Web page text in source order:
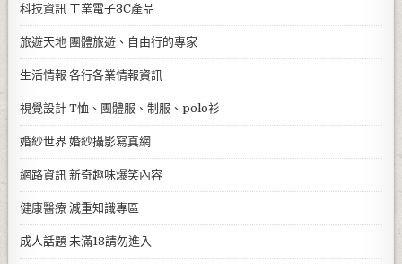
科技資訊 工業電子3C產品
旅遊天地 團體旅遊、自由行的專家
生活情報 各行各業情報資訊
視覺設計 T恤、團體服、制服、polo衫
婚紗世界 婚紗攝影寫真網
網路資訊 新奇趣味爆笑內容
健康醫療 減重知識專區
成人話題 未滿18請勿進入